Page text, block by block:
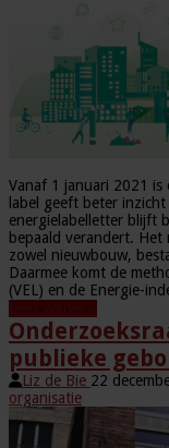
Vanaf 1 januari 2021 is
label geeft beter
energielabelletter blijft
bepaald verandert.
zowel nieuwbouw,
Daarmee komt de
(VEL) en de Energie-
publieke
Liz de Bie 22
organisatie